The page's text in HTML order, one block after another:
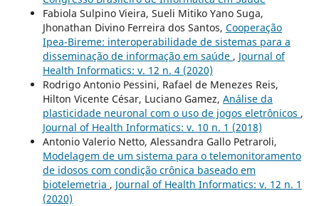
Fabiola Sulpino Vieira, Sueli Mitiko Yano Suga,
Jhonathan Divino Ferreira dos Santos, Cooperação
Ipea-Bireme: interoperabilidade de sistemas para a
disseminação de informação em saúde , Journal of
Health Informatics: v. 12 n. 4 (2020)
Rodrigo Antonio Pessini, Rafael de Menezes Reis,
Hilton Vicente César, Luciano Gamez, Análise da
plasticidade neuronal com o uso de jogos eletrônicos ,
Journal of Health Informatics: v. 10 n. 1 (2018)
Antonio Valerio Netto, Alessandra Gallo Petraroli,
Modelagem de um sistema para o telemonitoramento
de idosos com condição crônica baseado em
biotelemetria , Journal of Health Informatics: v. 12 n. 1
(2020)